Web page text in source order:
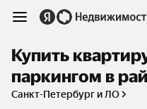
Купить
паркингом в
Санкт-Петербург и ЛО